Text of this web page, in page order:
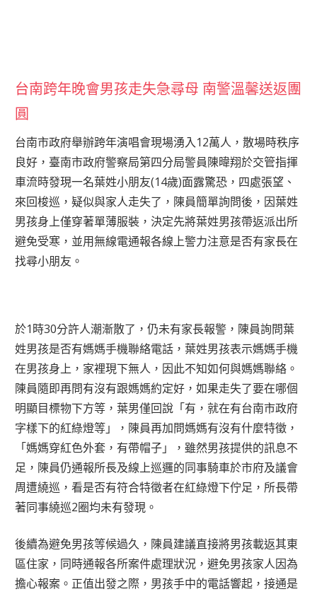
台南跨年晚會男孩走失急尋母 南警溫馨送返團
圓
台南市政府舉辦跨年演唱會現場湧入12萬人，散場時秩序
良好，臺南市政府警察局第四分局警員陳暐翔於交管指揮
車流時發現一名葉姓小朋友(14歲)面露驚恐，四處張望、
來回梭巡，疑似與家人走失了，陳員簡單詢問後，因葉姓
男孩身上僅穿著單薄服裝，決定先將葉姓男孩帶返派出所
避免受寒，並用無線電通報各線上警力注意是否有家長在
找尋小朋友。
於1時30分許人潮漸散了，仍未有家長報警，陳員詢問葉
姓男孩是否有媽媽手機聯絡電話，葉姓男孩表示媽媽手機
在男孩身上，家裡現下無人，因此不知如何與媽媽聯絡。
陳員隨即再問有沒有跟媽媽約定好，如果走失了要在哪個
明顯目標物下方等，葉男僅回說「有，就在有台南市政府
字樣下的紅綠燈等」，陳員再加問媽媽有沒有什麼特徵，
「媽媽穿紅色外套，有帶帽子」，雖然男孩提供的訊息不
足，陳員仍通報所長及線上巡邏的同事騎車於市府及議會
周遭繞巡，看是否有符合特徵者在紅綠燈下佇足，所長帶
著同事繞巡2圈均未有發現。
後續為避免男孩等候過久，陳員建議直接將男孩載返其東
區住家，同時通報各所案件處理狀況，避免男孩家人因為
擔心報案。正值出發之際，男孩手中的電話響起，接通是